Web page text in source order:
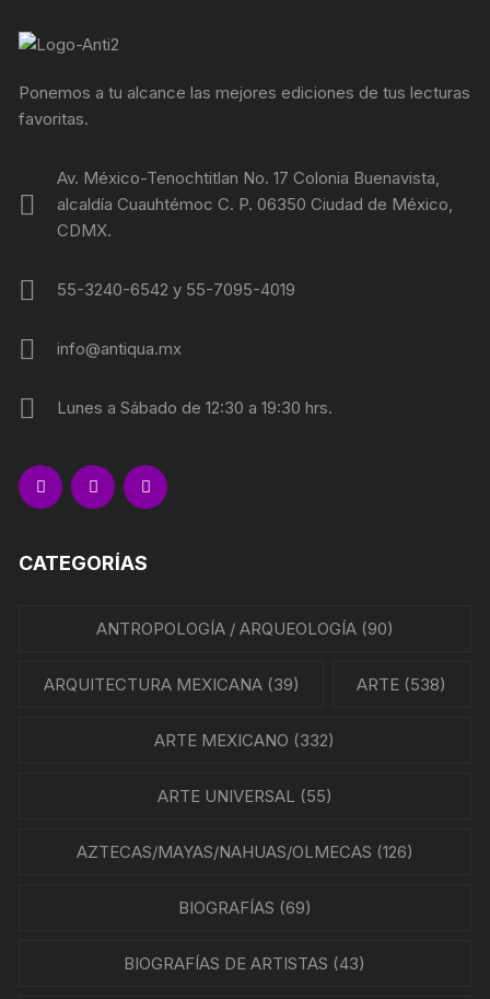
Ponemos a tu alcance las mejores ediciones de tus lecturas
favoritas.
Av. México-Tenochtitlan No. 17 Colonia Buenavista,
alcaldía Cuauhtémoc C. P. 06350 Ciudad de México,
CDMX.
55-3240-6542 y 55-7095-4019
info@antiqua.mx
Lunes a Sábado de 12:30 a 19:30 hrs.
CATEGORÍAS
ANTROPOLOGÍA / ARQUEOLOGÍA(90)
ARQUITECTURA MEXICANA(39) ARTE (538)
ARTE MEXICANO (332)
ARTE UNIVERSAL (55)
AZTECAS/MAYAS/NAHUAS/OLMECAS (126)
BIOGRAFÍAS (69)
BIOGRAFÍAS DE ARTISTAS (43)